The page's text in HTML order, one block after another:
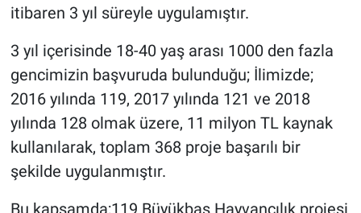
itibaren 3 yıl süreyle uygulamıştır.
3 yıl içerisinde 18-40 yaş arası 1000 den fazla
gencimizin başvuruda bulunduğu; İlimizde;
2016 yılında 119, 2017 yılında 121 ve 2018
yılında 128 olmak üzere, 11 milyon TL kaynak
kullanılarak, toplam 368 proje başarılı bir
şekilde uygulanmıştır.